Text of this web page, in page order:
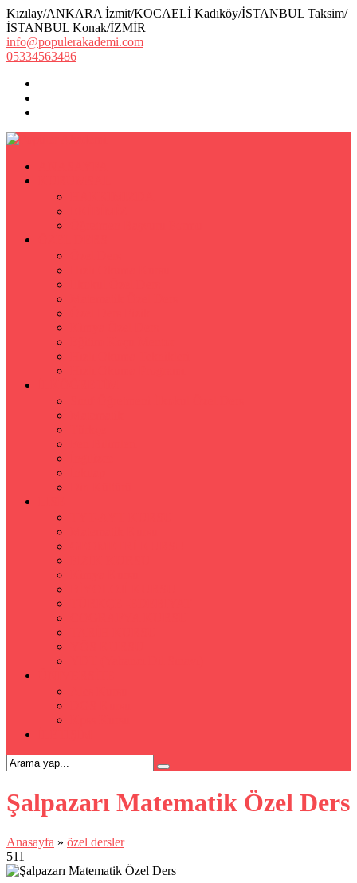
Kızılay/ANKARA İzmit/KOCAELİ Kadıköy/İSTANBUL Taksim/
İSTANBUL Konak/İZMİR
info@populerakademi.com
05334563486
Şalpazarı Matematik Özel Ders
Anasayfa » özel dersler
511